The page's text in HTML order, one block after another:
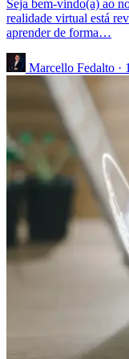
Seja bem-vindo(a) ao
realidade virtual está
aprender de forma…
Marcello Fedalto ·